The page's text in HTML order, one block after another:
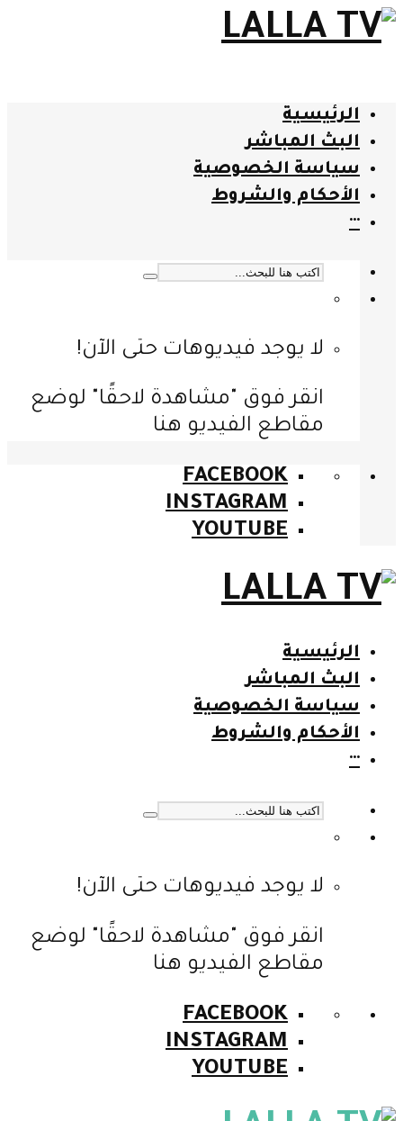
الرئيسية
البث المباشر
سياسة الخصوصية
الأحكام والشروط
···
لا يوجد فيديوهات حتى الآن!
انقر فوق "مشاهدة لاحقًا" لوضع
مقاطع الفيديو هنا
FACEBOOK
INSTAGRAM
YOUTUBE
الرئيسية
البث المباشر
سياسة الخصوصية
الأحكام والشروط
···
لا يوجد فيديوهات حتى الآن!
انقر فوق "مشاهدة لاحقًا" لوضع
مقاطع الفيديو هنا
FACEBOOK
INSTAGRAM
YOUTUBE